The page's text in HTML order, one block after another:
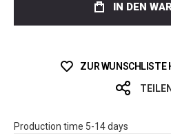
IN DEN
ZUR WUNSCHLISTE
Production time 5-14 days